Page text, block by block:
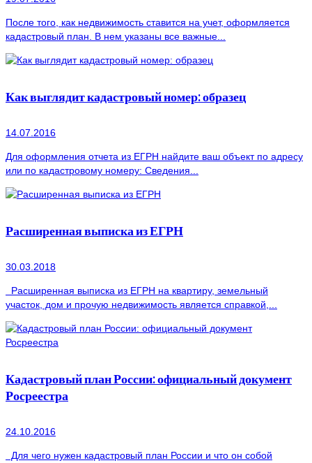
После того, как недвижимость ставится на учет, оформляется
кадастровый план. В нем указаны все важные...
Как выглядит кадастровый номер: образец
14.07.2016
Для оформления отчета из ЕГРН найдите ваш объект по адресу
или по кадастровому номеру: Сведения...
Расширенная выписка из ЕГРН
30.03.2018
Расширенная выписка из ЕГРН на квартиру, земельный
участок, дом и прочую недвижимость является справкой,...
Кадастровый план России: официальный документ
Росреестра
24.10.2016
Для чего нужен кадастровый план России и что он собой